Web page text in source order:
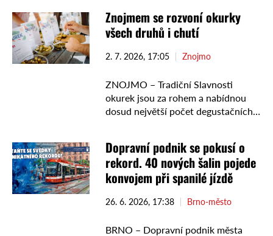
výrobků, dobrého jídla a zábavy
pro …
Znojmem se rozvoní okurky
všech druhů i chutí
2. 7. 2026, 17:05 Znojmo
ZNOJMO – Tradiční Slavnosti
okurek jsou za rohem a nabídnou
dosud největší počet degustačních
se …
Dopravní podnik se pokusí o
rekord. 40 nových šalin pojede
konvojem při spanilé jízdě
26. 6. 2026, 17:38 Brno-město
BRNO – Dopravní podnik města